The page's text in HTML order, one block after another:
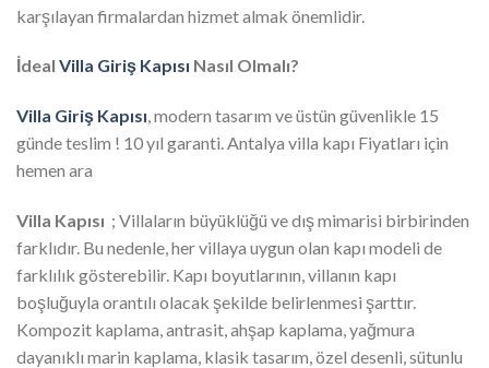
karşılayan firmalardan hizmet almak önemlidir.
İdeal Villa Giriş Kapısı Nasıl Olmalı?
Villa Giriş Kapısı, modern tasarım ve üstün güvenlikle 15
günde teslim ! 10 yıl garanti. Antalya villa kapı Fiyatları için
hemen ara
Villa Kapısı ; Villaların büyüklüğü ve dış mimarisi birbirinden
farklıdır. Bu nedenle, her villaya uygun olan kapı modeli de
farklılık gösterebilir. Kapı boyutlarının, villanın kapı
boşluğuyla orantılı olacak şekilde belirlenmesi şarttır.
Kompozit kaplama, antrasit, ahşap kaplama, yağmura
dayanıklı marin kaplama, klasik tasarım, özel desenli, sütunlu